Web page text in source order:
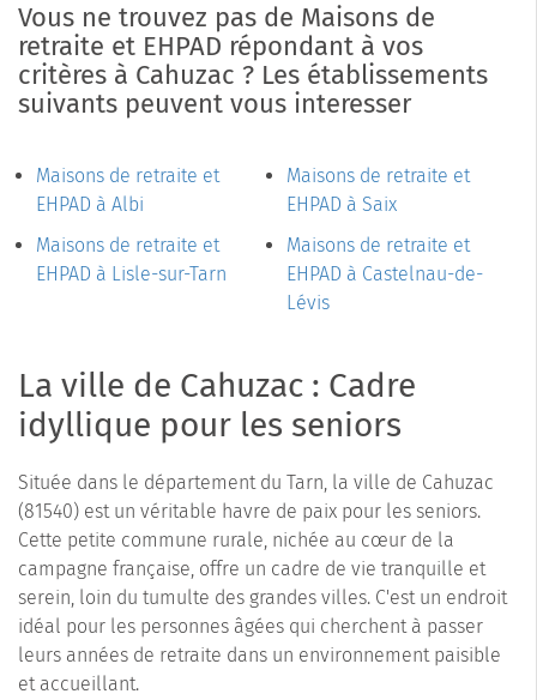
Vous ne trouvez pas de Maisons de
retraite et EHPAD répondant à vos
critères à Cahuzac ? Les établissements
suivants peuvent vous interesser
Maisons de retraite et
EHPAD à Albi
Maisons de retraite et
EHPAD à Lisle-sur-Tarn
Maisons de retraite et
EHPAD à Saix
Maisons de retraite et
EHPAD à Castelnau-de-
Lévis
La ville de Cahuzac : Cadre
idyllique pour les seniors
Située dans le département du Tarn, la ville de Cahuzac
(81540) est un véritable havre de paix pour les seniors.
Cette petite commune rurale, nichée au cœur de la
campagne française, offre un cadre de vie tranquille et
serein, loin du tumulte des grandes villes. C'est un endroit
idéal pour les personnes âgées qui cherchent à passer
leurs années de retraite dans un environnement paisible
et accueillant.